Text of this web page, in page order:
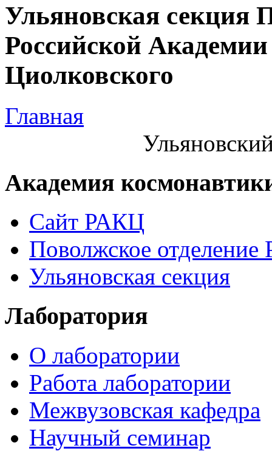
Ульяновская секция
Российской
Циолковского
Главная
Академия
Сайт РАКЦ
Поволжское
Ульяновская секция
Лаборатория
О лаборатории
Работа лаборатории
Межвузовская кафедра
Научный семинар